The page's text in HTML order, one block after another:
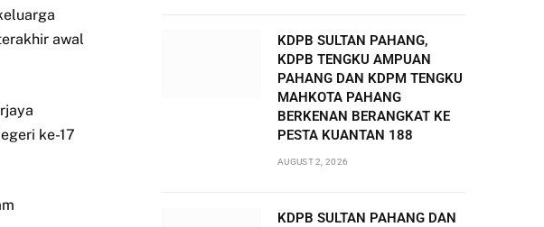
awal
ke-17
KDPB SULTAN PAHANG,
KDPB TENGKU AMPUAN
PAHANG DAN KDPM TENGKU
MAHKOTA PAHANG
BERKENAN BERANGKAT KE
PESTA KUANTAN 188
AUGUST 2, 2026
KDPB SULTAN PAHANG DAN